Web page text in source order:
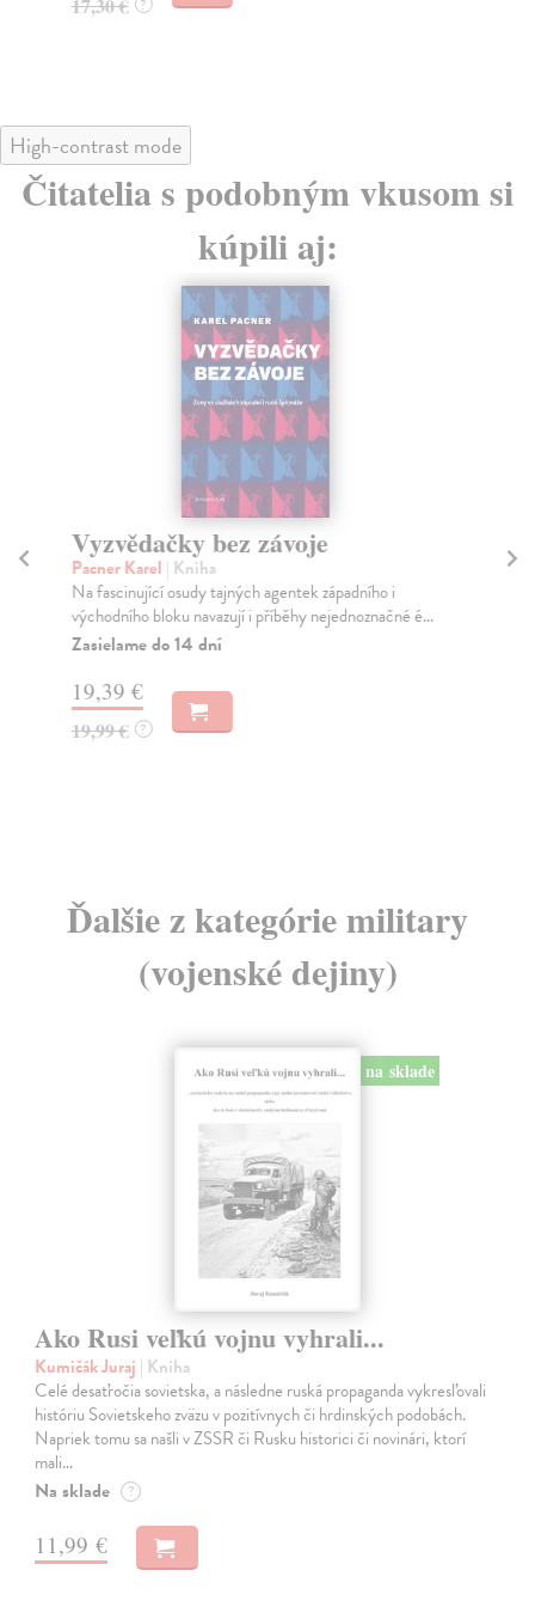
High-contrast mode
Čitatelia s podobným vkusom si
kúpili aj:
Válka začne až zítra
Richter Karel
Vyprávění o válečných událostech, které plukovník Jiří
Větvička prožil v letech 1939 až1943, začíná ...
Do 6 dní
5,81 €
5,99 € ?
Ďalšie z kategórie military
(vojenské dejiny)
na sklade
Ako Rusi veľkú vojnu vyhrali...
Kumičák Juraj | Kniha
Celé desaťročia sovietska, a následne ruská propaganda vykresľovali
históriu Sovietskeho zväzu v pozitívnych či hrdinských podobách.
Napriek tomu sa našli v ZSSR či Rusku historici či novinári, ktorí
mali…
Na sklade ?
11,99 €